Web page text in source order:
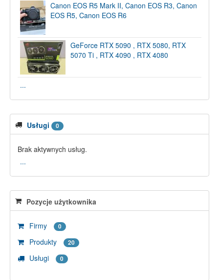
Canon EOS R5 Mark II, Canon EOS R3, Canon
EOS R5, Canon EOS R6
GeForce RTX 5090 , RTX 5080, RTX
5070 Ti , RTX 4090 , RTX 4080
...
Usługi 0
Brak aktywnych usług.
...
Pozycje użytkownika
Firmy 0
Produkty 20
Usługi 0